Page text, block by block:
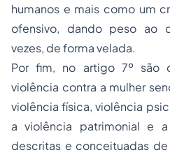
humanos e mais como um
ofensivo, dando peso ao
vezes, de forma velada.
Por fim, no artigo 7º são
violência contra a mulher
violência física, violência
a violência patrimonial e
descritas e conceituadas